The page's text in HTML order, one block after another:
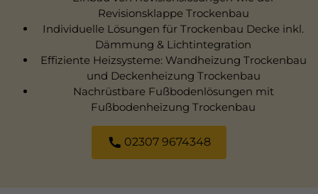
Revisionsklappe Trockenbau
Individuelle Lösungen für Trockenbau Decke inkl.
Dämmung & Lichtintegration
Effiziente Heizsysteme: Wandheizung Trockenbau
und Deckenheizung Trockenbau
Nachrüstbare Fußbodenlösungen mit
Fußbodenheizung Trockenbau
02307 9674348